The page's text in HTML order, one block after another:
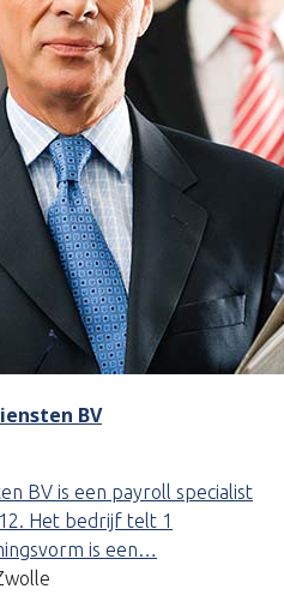
BV
BV is een payroll specialist
Het bedrijf telt 1
is een…